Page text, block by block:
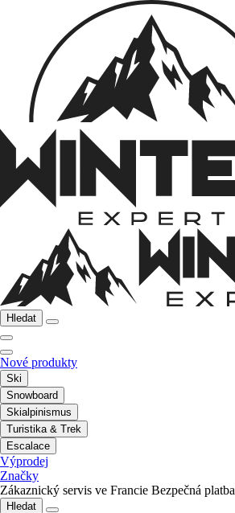
Hledat
Nové produkty
Ski
Snowboard
Skialpinismus
Turistika & Trek
Escalace
Výprodej
Značky
Zákaznický servis ve Francie Bezpečná platba
Hledat